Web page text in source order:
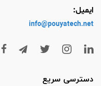
ایمیل:
info@pouyatech.net
دسترسی سریع